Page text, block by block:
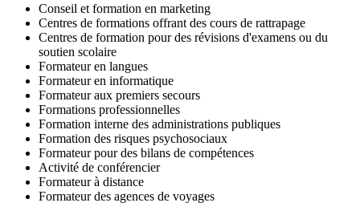
Conseil et formation en marketing
Centres de formations offrant des cours de rattrapage
Centres de formation pour des révisions d'examens ou du
soutien scolaire
Formateur en langues
Formateur en informatique
Formateur aux premiers secours
Formations professionnelles
Formation interne des administrations publiques
Formation des risques psychosociaux
Formateur pour des bilans de compétences
Activité de conférencier
Formateur à distance
Formateur des agences de voyages